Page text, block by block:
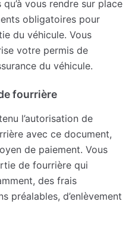
vous rendre sur place
obligatoires pour
du véhicule. Vous
votre permis de
du véhicule.
fourrière
l’autorisation de
avec ce document,
de paiement. Vous
de fourrière qui
des frais
préalables, d’enlèvement